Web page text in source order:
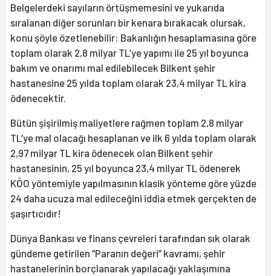
Belgelerdeki sayıların örtüşmemesini ve yukarıda
sıralanan diğer sorunları bir kenara bırakacak olursak,
konu şöyle özetlenebilir: Bakanlığın hesaplamasına göre
toplam olarak 2,8 milyar TL’ye yapımı ile 25 yıl boyunca
bakım ve onarımı mal edilebilecek Bilkent şehir
hastanesine 25 yılda toplam olarak 23,4 milyar TL kira
ödenecektir.
Bütün şişirilmiş maliyetlere rağmen toplam 2,8 milyar
TL’ye mal olacağı hesaplanan ve ilk 6 yılda toplam olarak
2,97 milyar TL kira ödenecek olan Bilkent şehir
hastanesinin, 25 yıl boyunca 23,4 milyar TL ödenerek
KÖO yöntemiyle yapılmasının klasik yönteme göre yüzde
24 daha ucuza mal edileceğini iddia etmek gerçekten de
şaşırtıcıdır!
Dünya Bankası ve finans çevreleri tarafından sık olarak
gündeme getirilen “Paranın değeri” kavramı, şehir
hastanelerinin borçlanarak yapılacağı yaklaşımına